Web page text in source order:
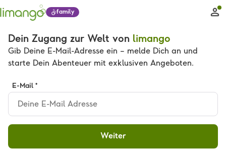
family
Dein Zugang zur Welt von limango
Gib Deine E-Mail-Adresse ein – melde Dich an und
starte Dein Abenteuer mit exklusiven Angeboten.
E-Mail *
Weiter